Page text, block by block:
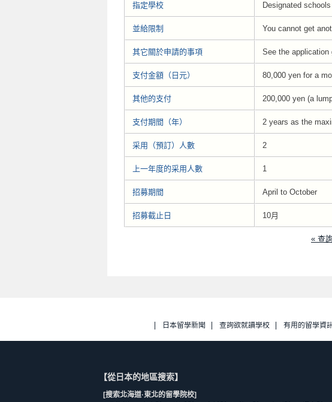
指定學校 Designated
並給限制 You cannot get
其它關於申請的事項 See the application
支付金額（日元） 80,000 yen for a
其他的支付 200,000 yen (a
支付期間（年） 2 years as the
采用（預訂）人數 2
上一年度的采用人數 1
招募期間 April to October
招募截止日 10月
« 查
日本留學新聞 查詢欲就讀學校 有用的留學資
【從日本的地區搜索】
[搜索北海道·東北的留學院校]